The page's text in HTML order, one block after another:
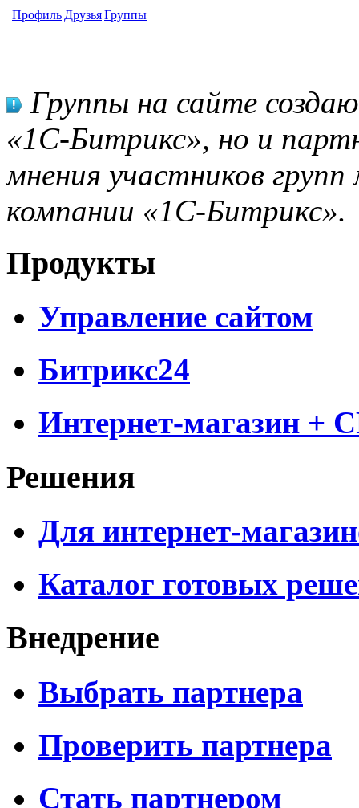
Профиль ДрузьяГруппы
Группы на сайте
«1С-Битрикс», но и
мнения участников
компании «1С-Битрикс».
Продукты
Управление сайтом
Битрикс24
Интернет-магазин +
Решения
Для интернет-
Каталог готовых
Внедрение
Выбрать партнера
Проверить партнера
Стать партнером